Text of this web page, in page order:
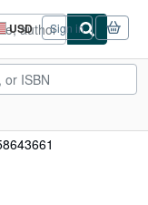
USD
Site
shopping
preferences
Sign in